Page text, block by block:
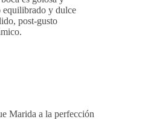
es golosa y
y dulce